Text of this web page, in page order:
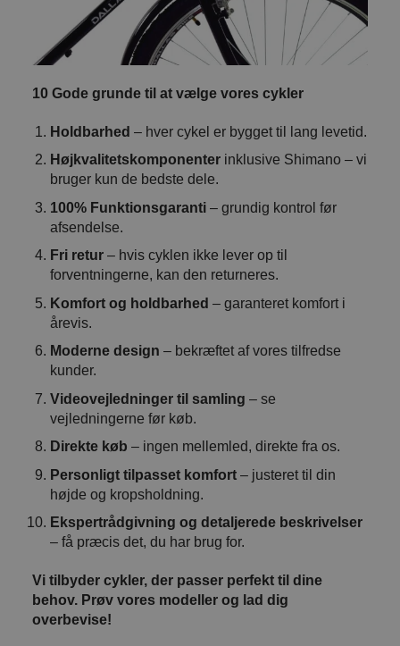
10 Gode grunde til at vælge vores cykler
Holdbarhed – hver cykel er bygget til lang levetid.
Højkvalitetskomponenter inklusive Shimano – vi
bruger kun de bedste dele.
100% Funktionsgaranti – grundig kontrol før
afsendelse.
Fri retur – hvis cyklen ikke lever op til
forventningerne, kan den returneres.
Komfort og holdbarhed – garanteret komfort i
årevis.
Moderne design – bekræftet af vores tilfredse
kunder.
Videovejledninger til samling – se
vejledningerne før køb.
Direkte køb – ingen mellemled, direkte fra os.
Personligt tilpasset komfort – justeret til din
højde og kropsholdning.
Ekspertrådgivning og detaljerede beskrivelser
– få præcis det, du har brug for.
Vi tilbyder cykler, der passer perfekt til dine
behov. Prøv vores modeller og lad dig
overbevise!